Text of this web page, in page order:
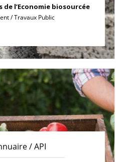
l’Economie biosourcée
/ Travaux Public
/ API